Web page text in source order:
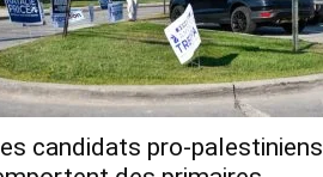
candidats pro-palestiniens